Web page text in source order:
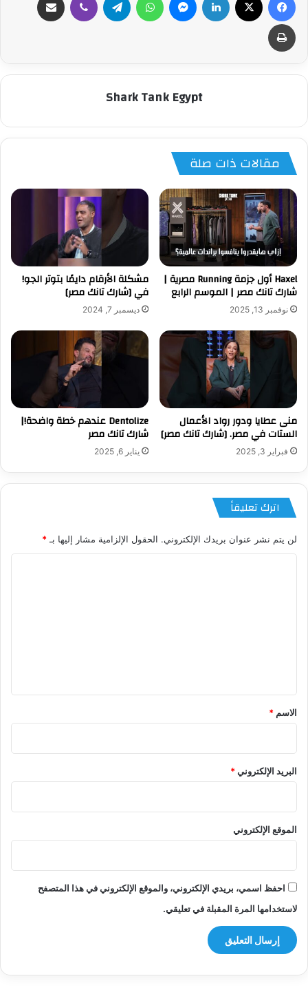
طباعة
Shark Tank Egypt
مقالات ذات صلة
Haxel أول جزمة Running مصرية |
شارك تانك مصر | الموسم الرابع
نوفمبر 13, 2025
مشكلة الأرقام دايمًا بتوتر الجو!
في [شارك تانك مصر]
ديسمبر 7, 2024
منى عطايا ودور رواد الأعمال
الستات في مصر. [شارك تانك مصر]
فبراير 3, 2025
Dentolize عندهم خطة واضحة!|
شارك تانك مصر
يناير 6, 2025
اترك تعليقاً
لن يتم نشر عنوان بريدك الإلكتروني. الحقول الإلزامية مشار إليها بـ *
*
الاسم *
البريد الإلكتروني*
الموقع الإلكتروني
احفظ اسمي، بريدي الإلكتروني، والموقع الإلكتروني في هذا المتصفح
لاستخدامها المرة المقبلة في تعليقي.